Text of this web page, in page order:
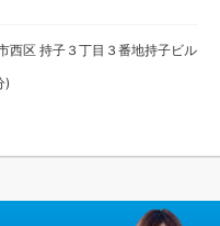
西区 持子３丁目３番地持子ビル
)